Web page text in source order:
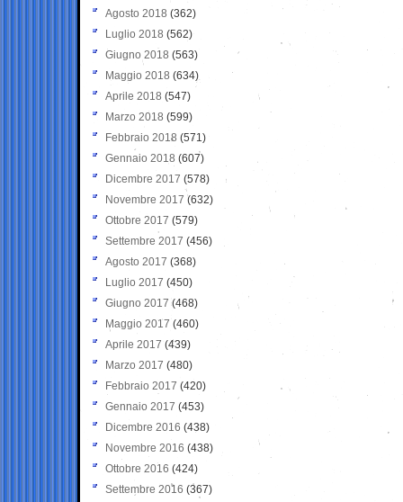
Agosto 2018 (362)
Luglio 2018 (562)
Giugno 2018 (563)
Maggio 2018 (634)
Aprile 2018 (547)
Marzo 2018 (599)
Febbraio 2018 (571)
Gennaio 2018 (607)
Dicembre 2017 (578)
Novembre 2017 (632)
Ottobre 2017 (579)
Settembre 2017 (456)
Agosto 2017 (368)
Luglio 2017 (450)
Giugno 2017 (468)
Maggio 2017 (460)
Aprile 2017 (439)
Marzo 2017 (480)
Febbraio 2017 (420)
Gennaio 2017 (453)
Dicembre 2016 (438)
Novembre 2016 (438)
Ottobre 2016 (424)
Settembre 2016 (367)